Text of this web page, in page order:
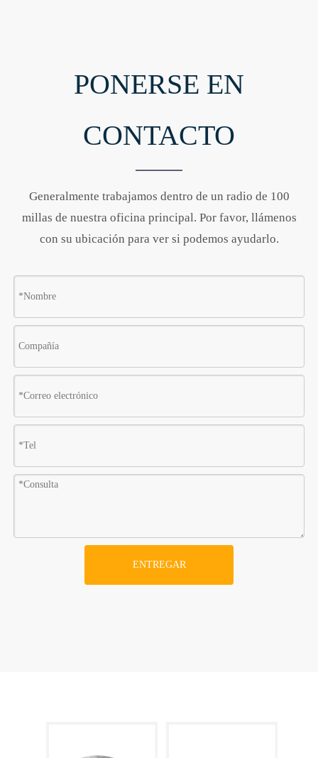
PONERSE EN
CONTACTO
Generalmente trabajamos dentro de un radio de 100
millas de nuestra oficina principal. Por favor, llámenos
con su ubicación para ver si podemos ayudarlo.
ENTREGAR